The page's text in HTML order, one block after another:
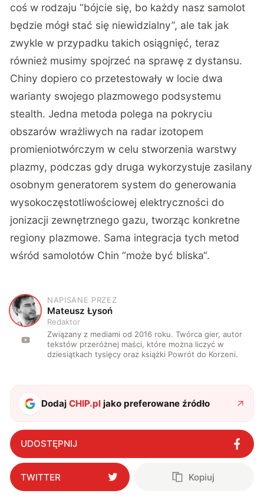
coś w rodzaju “bójcie się, bo każdy nasz samolot
będzie mógł stać się niewidzialny”, ale tak jak
zwykle w przypadku takich osiągnięć, teraz
również musimy spojrzeć na sprawę z dystansu.
Chiny dopiero co przetestowały w locie dwa
warianty swojego plazmowego podsystemu
stealth. Jedna metoda polega na pokryciu
obszarów wrażliwych na radar izotopem
promieniotwórczym w celu stworzenia warstwy
plazmy, podczas gdy druga wykorzystuje zasilany
osobnym generatorem system do generowania
wysokoczęstotliwościowej elektryczności do
jonizacji zewnętrznego gazu, tworząc konkretne
regiony plazmowe. Sama integracja tych metod
wśród samolotów Chin “może być bliska“.
M
NAPISANE PRZEZ
Mateusz Łysoń
Redaktor
Związany z mediami od 2016 roku. Twórca gier, autor
tekstów przeróżnej maści, które można liczyć w
dziesiątkach tysięcy oraz książki Powrót do Korzeni.
DodajCHIP.pl jako preferowane źródło
UDOSTĘPNIJ
TWITTER Kopiuj